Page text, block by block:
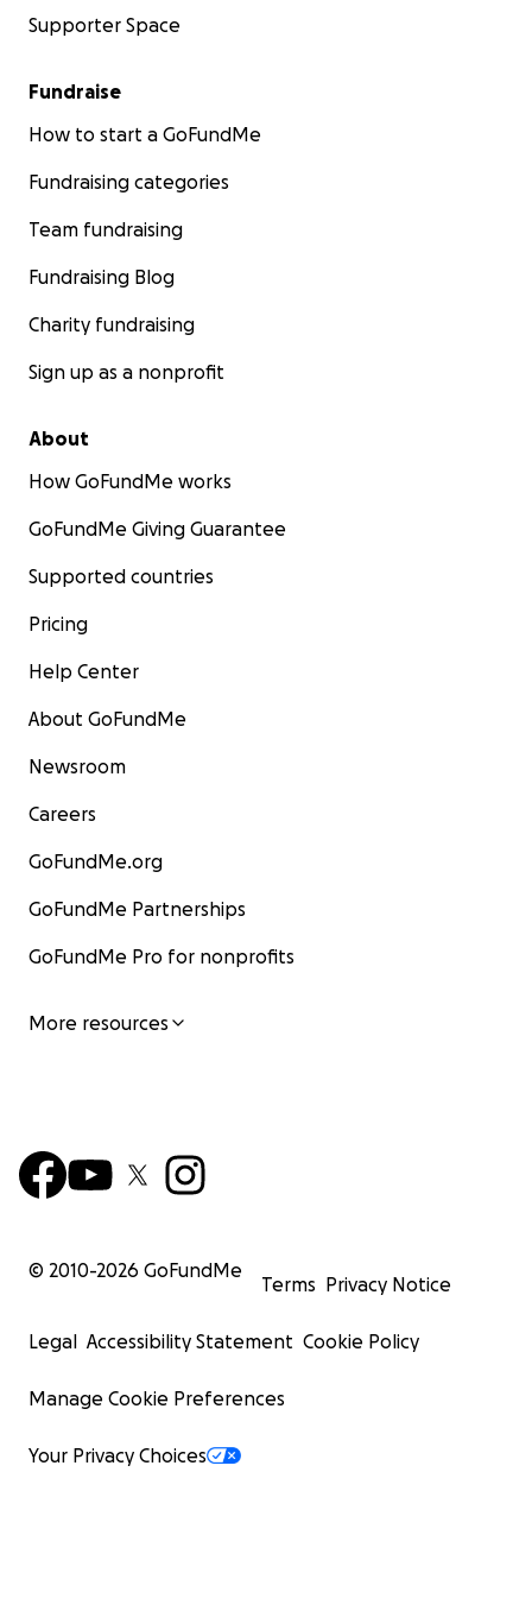
Supporter Space
Fundraise
How to start a GoFundMe
Fundraising categories
Team fundraising
Fundraising Blog
Charity fundraising
Sign up as a nonprofit
About
How GoFundMe works
GoFundMe Giving Guarantee
Supported countries
Pricing
Help Center
About GoFundMe
Newsroom
Careers
GoFundMe.org
GoFundMe Partnerships
GoFundMe Pro for nonprofits
More resources
© 2010-2026 GoFundMe
Terms Privacy Notice
Legal Accessibility Statement Cookie Policy
Manage Cookie Preferences
Your Privacy Choices